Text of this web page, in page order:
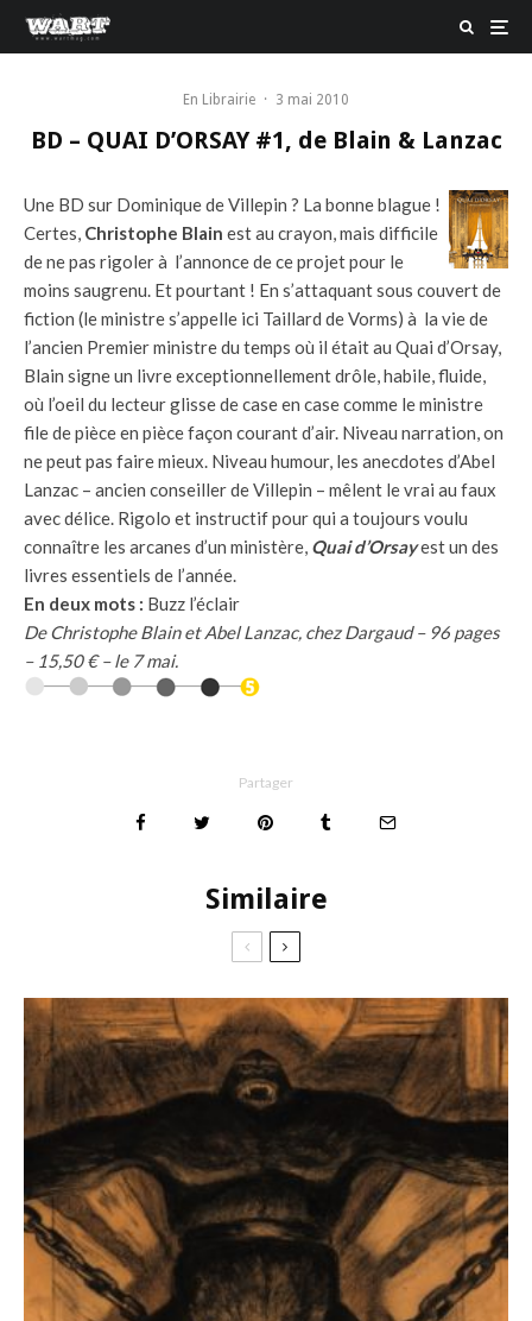
En Librairie · 3 mai 2010
BD – QUAI D’ORSAY #1, de Blain & Lanzac
Une BD sur Dominique de Villepin ? La bonne blague !
Certes, Christophe Blain est au crayon, mais difficile
de ne pas rigoler à l’annonce de ce projet pour le
moins saugrenu. Et pourtant ! En s’attaquant sous couvert de
fiction (le ministre s’appelle ici Taillard de Vorms) à la vie de
l’ancien Premier ministre du temps où il était au Quai d’Orsay,
Blain signe un livre exceptionnellement drôle, habile, fluide,
où l’oeil du lecteur glisse de case en case comme le ministre
file de pièce en pièce façon courant d’air. Niveau narration, on
ne peut pas faire mieux. Niveau humour, les anecdotes d’Abel
Lanzac – ancien conseiller de Villepin – mêlent le vrai au faux
avec délice. Rigolo et instructif pour qui a toujours voulu
connaître les arcanes d’un ministère, Quai d’Orsayest un des
livres essentiels de l’année.
En deux mots : Buzz l’éclair
De Christophe Blain et Abel Lanzac, chez Dargaud – 96 pages
– 15,50 € – le 7 mai.
Partager
Similaire